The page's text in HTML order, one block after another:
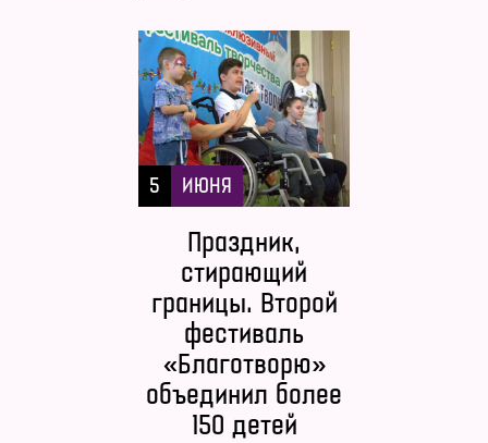
5 ИЮНЯ
Праздник,
стирающий
границы. Второй
фестиваль
«Благотворю»
объединил более
150 детей